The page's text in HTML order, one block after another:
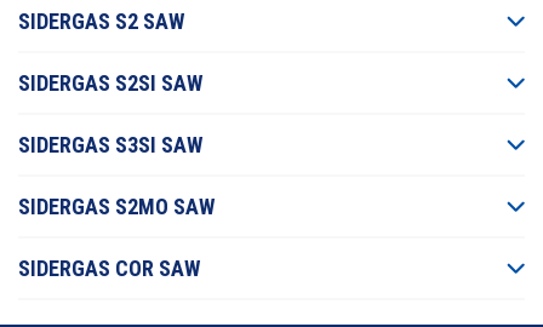
SIDERGAS S2 SAW
SIDERGAS S2SI SAW
SIDERGAS S3SI SAW
SIDERGAS S2MO SAW
SIDERGAS COR SAW